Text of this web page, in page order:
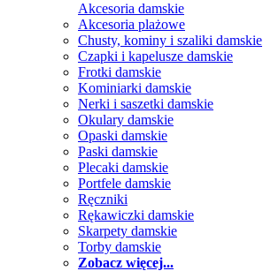
Akcesoria damskie
Akcesoria plażowe
Chusty, kominy i szaliki damskie
Czapki i kapelusze damskie
Frotki damskie
Kominiarki damskie
Nerki i saszetki damskie
Okulary damskie
Opaski damskie
Paski damskie
Plecaki damskie
Portfele damskie
Ręczniki
Rękawiczki damskie
Skarpety damskie
Torby damskie
Zobacz więcej...